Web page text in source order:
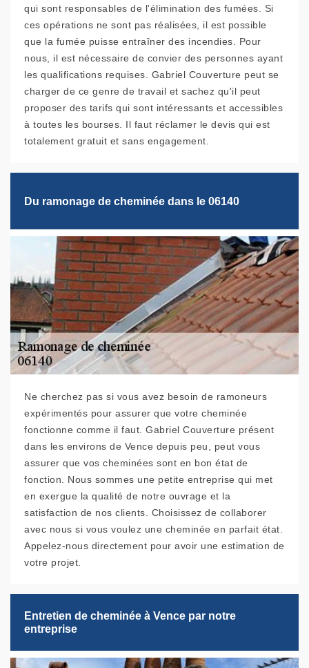
qui sont responsables de l'élimination des fumées. Si
ces opérations ne sont pas réalisées, il est possible
que la fumée puisse entraîner des incendies. Pour
nous, il est nécessaire de convier des personnes ayant
les qualifications requises. Gabriel Couverture peut se
charger de ce genre de travail et sachez qu'il peut
proposer des tarifs qui sont intéressants et accessibles
à toutes les bourses. Il faut réclamer le devis qui est
totalement gratuit et sans engagement.
Du ramonage de cheminée dans le 06140
Ne cherchez pas si vous avez besoin de ramoneurs
expérimentés pour assurer que votre cheminée
fonctionne comme il faut. Gabriel Couverture présent
dans les environs de Vence depuis peu, peut vous
assurer que vos cheminées sont en bon état de
fonction. Nous sommes une petite entreprise qui met
en exergue la qualité de notre ouvrage et la
satisfaction de nos clients. Choisissez de collaborer
avec nous si vous voulez une cheminée en parfait état.
Appelez-nous directement pour avoir une estimation de
votre projet.
Entretien de cheminée à Vence par notre
entreprise